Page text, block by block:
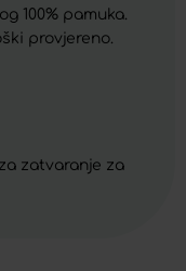
100% pamuka.
provjereno.
zatvaranje za